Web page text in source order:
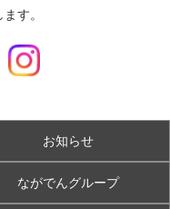
す。
お知らせ
ながでんグループ